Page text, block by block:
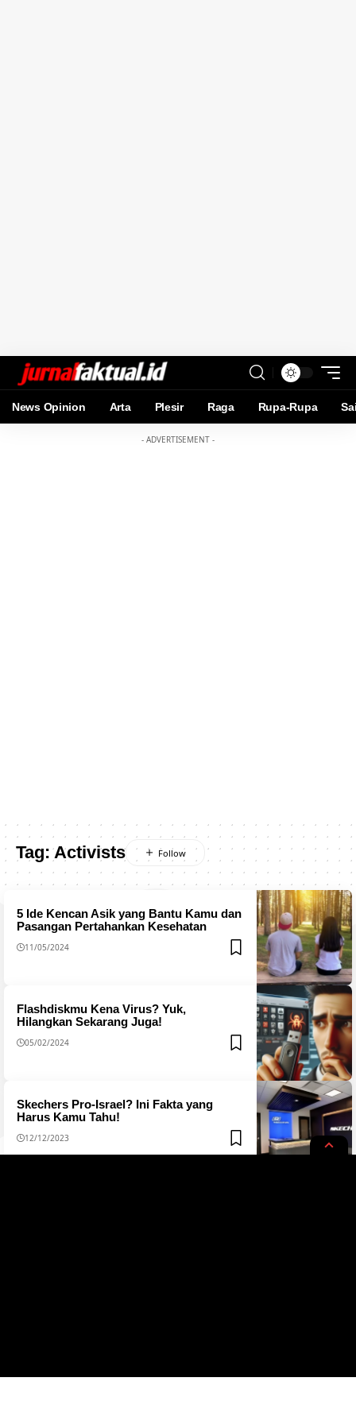
News Opinion Arta Plesir Raga Rupa-Rupa
- ADVERTISEMENT -
Tag:Activists
5 Ide Kencan Asik yang Bantu Kamu dan
Pasangan Pertahankan Kesehatan
11/05/2024
Flashdiskmu Kena Virus? Yuk,
Hilangkan Sekarang Juga!
05/02/2024
Skechers Pro-Israel? Ini Fakta yang
Harus Kamu Tahu!
12/12/2023